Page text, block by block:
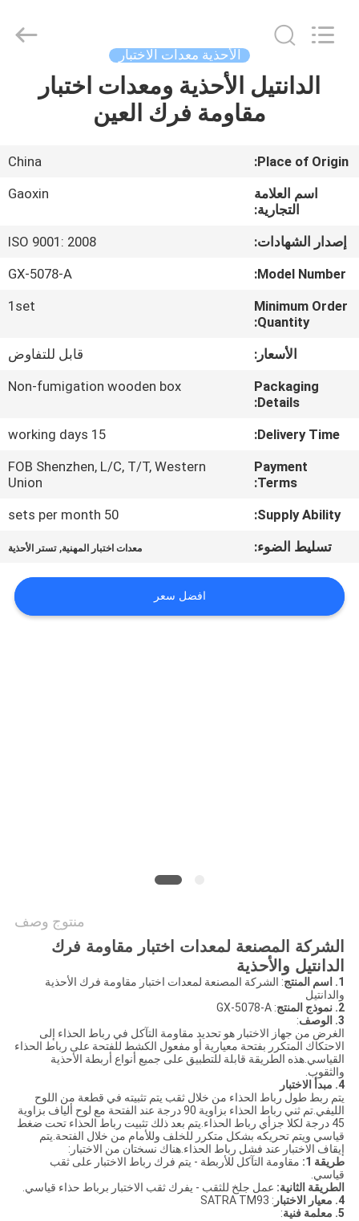
منزل،
منتجات
معلومات
عنا
جولة
المعمل
مراقبة
الجودة
بنا
أخبار
اطلب
Ltd.，.
الأحذية معدات الاختبار
الدانتيل الأحذية ومعدات اختبار
مقاومة فرك العين
Place of Origin:
China
اسم العلامة
التجارية:
Gaoxin
إصدار الشهادات:
ISO 9001: 2008
Model Number:
GX-5078-A
Minimum Order
Quantity:
1set
الأسعار:
قابل للتفاوض
Packaging
Details:
Non-fumigation wooden box
Delivery Time:
15 working days
Payment
Terms:
FOB Shenzhen, L/C, T/T, Western
Union
Supply Ability:
50 sets per month
تسليط الضوء:
معدات اختبار المهنية,تستر الأحذية
افضل سعر
منتوج وصف
الشركة المصنعة لمعدات اختبار مقاومة فرك
الدانتيل والأحذية
1. اسم المنتج
: الشركة المصنعة لمعدات اختبار مقاومة فرك الأحذية
والدانتيل
2. نموذج المنتج
: GX-5078-A
3. الوصف
:
الغرض من جهاز الاختبار هو تحديد مقاومة التآكل في رباط الحذاء إلى
الاحتكاك المتكرر بفتحة معيارية أو مفعول الكشط للفتحة على رباط الحذاء
القياسي.هذه الطريقة قابلة للتطبيق على جميع أنواع أربطة الأحذية
والثقوب.
4. مبدأ الاختبار
يتم ربط طول رباط الحذاء من خلال ثقب يتم تثبيته في قطعة من اللوح
الليفي.تم ثني رباط الحذاء بزاوية 90 درجة عند الفتحة مع لوح ألياف بزاوية
45 درجة لكلا جزأي رباط الحذاء.يتم بعد ذلك تثبيت رباط الحذاء تحت ضغط
قياسي ويتم تحريكه بشكل متكرر للخلف وللأمام من خلال الفتحة.يتم
إيقاف الاختبار عند فشل رباط الحذاء.هناك نسختان من الاختبار:
طريقة 1:
مقاومة التآكل للأربطة - يتم فرك رباط الاختبار على ثقب
قياسي.
الطريقة الثانية: عمل جلخ للثقب - يفرك ثقب الاختبار برباط حذاء قياسي.
4. معيار الاختبار
: SATRA TM93
5. معلمة فنية
: